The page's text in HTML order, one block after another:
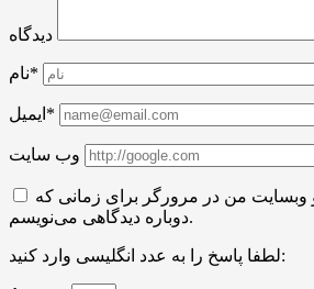
دیدگاه
نام*
ایمیل*
وب سایت
و وبسایت من در مرورگر برای زمانی که
دوباره دیدگاهی می‌نویسم.
لطفا پاسخ را به عدد انگلیسی وارد کنید: